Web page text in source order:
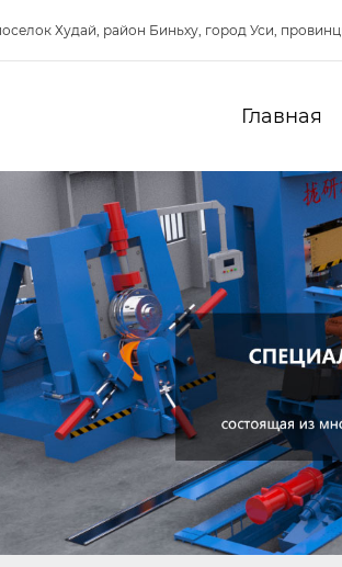
Худай, район Биньху, город Уси,
Главная